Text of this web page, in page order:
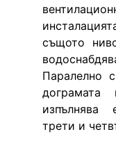
същото
Паралелно
изпълнява
трети и